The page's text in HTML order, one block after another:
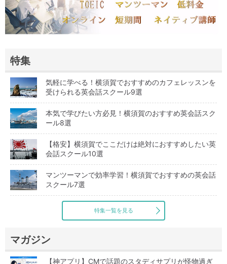
特集
気軽に学べる！横須賀でおすすめのカフェレッスンを
受けられる英会話スクール9選
本気で学びたい方必見！横須賀のおすすめ英会話スク
ール8選
【格安】横須賀でここだけは絶対におすすめしたい英
会話スクール10選
マンツーマンで効率学習！横須賀でおすすめの英会話
スクール7選
特集一覧を見る
マガジン
【神アプリ】CMで話題のスタディサプリが怪物過ぎ